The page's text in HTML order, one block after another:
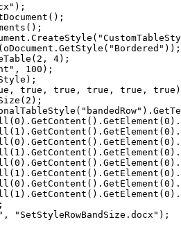
4);
100);
true, true, true, true,
"SetStyleRowBandSize.docx");